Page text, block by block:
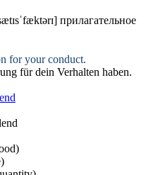
прилагательное
for your conduct.
für dein Verhalten haben.